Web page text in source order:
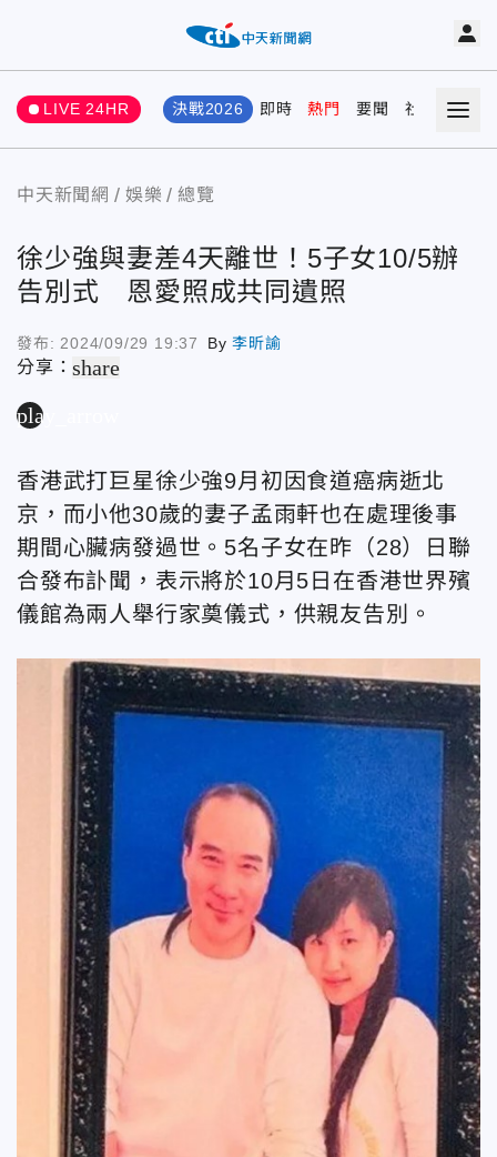
LIVE 24HR 決戰2026 即時 熱門 要聞 社會 娛樂
中天新聞網 娛樂 總覽
徐少強與妻差4天離世！5子女10/5辦
告別式 恩愛照成共同遺照
發布: 2024/09/29 19:37 By李昕諭
分享：share
play_arrow
香港武打巨星徐少強9月初因食道癌病逝北
京，而小他30歲的妻子孟雨軒也在處理後事
期間心臟病發過世。5名子女在昨（28）日聯
合發布訃聞，表示將於10月5日在香港世界殯
儀館為兩人舉行家奠儀式，供親友告別。